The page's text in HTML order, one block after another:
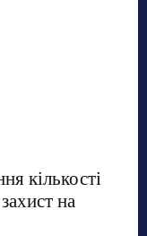
кількості
на